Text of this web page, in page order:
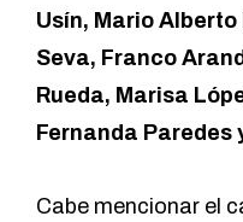
Usín, Mario
Seva, Franco
Rueda, Marisa
Fernanda Paredes
Cabe mencionar el